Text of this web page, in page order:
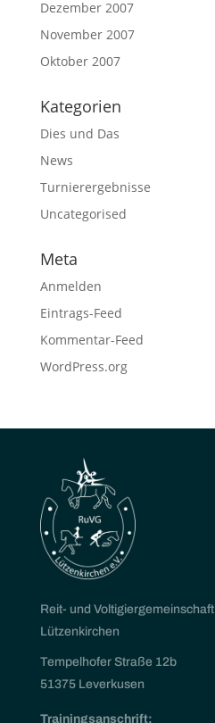
Dezember 2007
November 2007
Oktober 2007
Kategorien
Dies und Das
News
Turnierergebnisse
Uncategorised
Meta
Anmelden
Eintrags-Feed
Kommentar-Feed
WordPress.org
Reit- und Voltigiergemeinschaft
Lützenkirchen
Tempelhofer Straße 12b
51375 Leverkusen
Trainingsanschrift: